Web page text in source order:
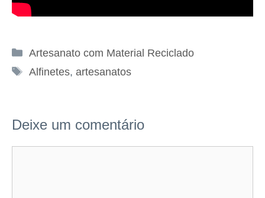
Categorias
Artesanato com Material Reciclado
Tags
Alfinetes, artesanatos
Deixe um comentário